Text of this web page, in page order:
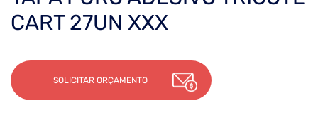
CART 27UN XXX
SOLICITAR ORÇAMENTO